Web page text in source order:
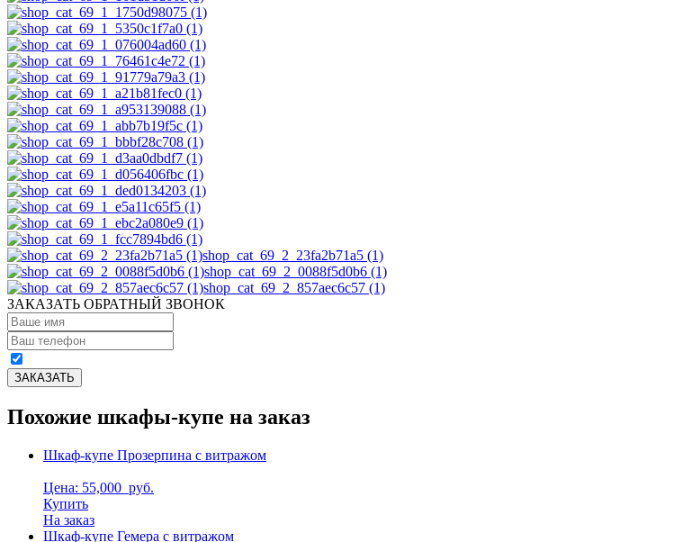
shop_cat_69_2_23fa2b71a5 (1)
shop_cat_69_2_0088f5d0b6 (1)
shop_cat_69_2_857aec6c57 (1)
ЗАКАЗАТЬ ОБРАТНЫЙ ЗВОНОК
Похожие шкафы-купе на заказ
Шкаф-купе Прозерпина с витражом
Цена: 55,000 руб.
Купить
На заказ
Шкаф-купе Гемера с витражом